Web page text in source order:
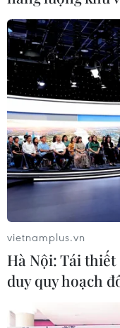
triệu đồng./.
#Park Hang-seo
vietnamplus.vn
Hà Nội: Tái
duy quy hoạch